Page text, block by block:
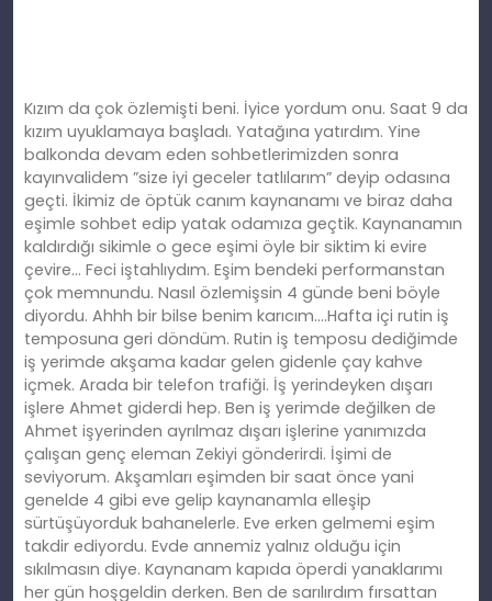
Kızım da çok özlemişti beni. İyice yordum onu. Saat 9 da
kızım uyuklamaya başladı. Yatağına yatırdım. Yine
balkonda devam eden sohbetlerimizden sonra
kayınvalidem ”size iyi geceler tatlılarım” deyip odasına
geçti. İkimiz de öptük canım kaynanamı ve biraz daha
eşimle sohbet edip yatak odamıza geçtik. Kaynanamın
kaldırdığı sikimle o gece eşimi öyle bir siktim ki evire
çevire… Feci iştahlıydım. Eşim bendeki performanstan
çok memnundu. Nasıl özlemişsin 4 günde beni böyle
diyordu. Ahhh bir bilse benim karıcım….Hafta içi rutin iş
temposuna geri döndüm. Rutin iş temposu dediğimde
iş yerimde akşama kadar gelen gidenle çay kahve
içmek. Arada bir telefon trafiği. İş yerindeyken dışarı
işlere Ahmet giderdi hep. Ben iş yerimde değilken de
Ahmet işyerinden ayrılmaz dışarı işlerine yanımızda
çalışan genç eleman Zekiyi gönderirdi. İşimi de
seviyorum. Akşamları eşimden bir saat önce yani
genelde 4 gibi eve gelip kaynanamla elleşip
sürtüşüyorduk bahanelerle. Eve erken gelmemi eşim
takdir ediyordu. Evde annemiz yalnız olduğu için
sıkılmasın diye. Kaynanam kapıda öperdi yanaklarımı
her gün hoşgeldin derken. Ben de sarılırdım fırsattan